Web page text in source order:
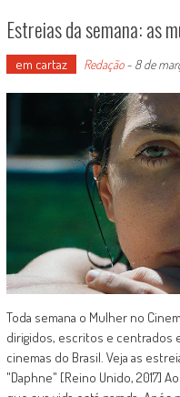
Estreias da semana: as
em cartaz Redação- 8 de
Toda semana o Mulher no
dirigidos, escritos e centrados
cinemas do Brasil. Veja as
"Daphne" [Reino Unido, 2017]